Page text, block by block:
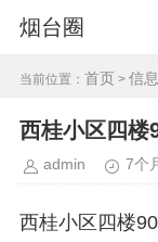
烟台圈
当前位置： 首页 > 信
西桂小区四楼
admin 7个
西桂小区四楼